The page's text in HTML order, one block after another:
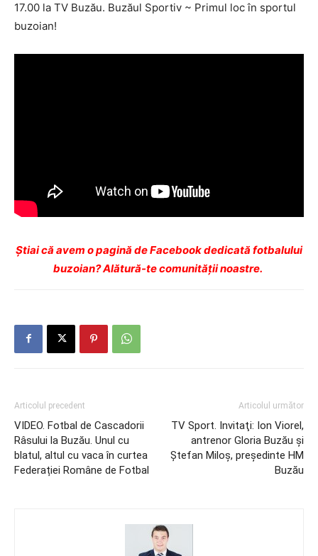
17.00 la TV Buzău. Buzăul Sportiv ~ Primul loc în sportul
buzoian!
Ştiai că avem o pagină de Facebook dedicată fotbalului
buzoian? Alătură-te comunității noastre.
Articolul precedent
VIDEO. Fotbal de Cascadorii
Râsului la Buzău. Unul cu
blatul, altul cu vaca în curtea
Federației Române de Fotbal
Articolul următor
TV Sport. Invitaţi: Ion Viorel,
antrenor Gloria Buzău şi
Ştefan Miloş, preşedinte HM
Buzău